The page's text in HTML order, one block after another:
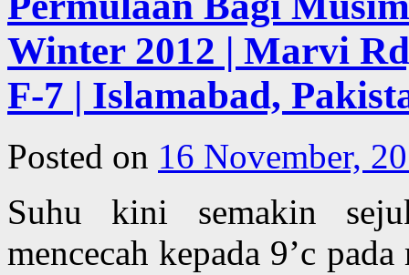
Winter 2012 | Marvi
F-7 | Islamabad,
Posted on 16 November,
Suhu kini semakin
mencecah kepada 9’c